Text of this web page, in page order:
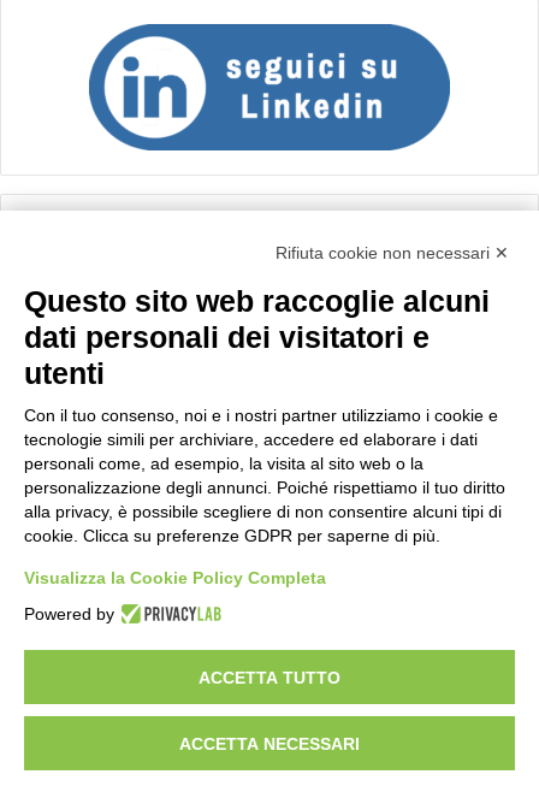
Importo netto (€):
Calcola
Scorporo IVA
Importo lordo (€):
Rifiuta cookie non necessari ✕
Questo sito web raccoglie alcuni
dati personali dei visitatori e
utenti
Con il tuo consenso, noi e i nostri partner utilizziamo i cookie e
tecnologie simili per archiviare, accedere ed elaborare i dati
personali come, ad esempio, la visita al sito web o la
personalizzazione degli annunci. Poiché rispettiamo il tuo diritto
alla privacy, è possibile scegliere di non consentire alcuni tipi di
cookie. Clicca su preferenze GDPR per saperne di più.
Visualizza la Cookie Policy Completa
Powered by
ACCETTA TUTTO
ACCETTA NECESSARI